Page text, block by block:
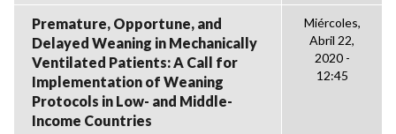
Premature, Opportune, and
Delayed Weaning in Mechanically
Ventilated Patients: A Call for
Implementation of Weaning
Protocols in Low- and Middle-
Income Countries
Miércoles,
Abril 22,
2020 -
12:45